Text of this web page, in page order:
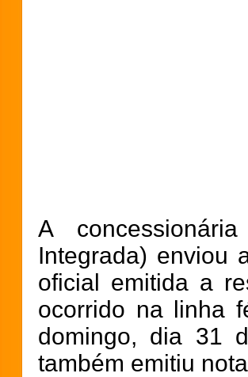
A
Integrada) enviou
oficial emitida a
ocorrido na linha
domingo, dia 31
também emitiu